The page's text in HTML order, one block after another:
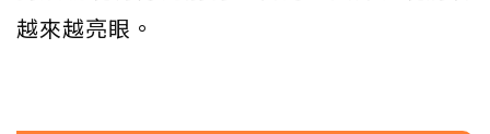
越來越亮眼。